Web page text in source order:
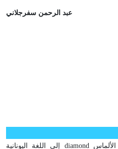
عبد الرحمن سفرجلاني
diamond إلى اللغة اليونانية